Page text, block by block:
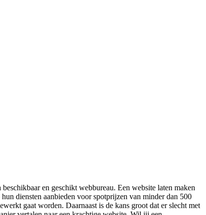
en geschikt webbureau. Een website laten maken
diensten aanbieden voor spotprijzen van minder dan 500
gaat worden. Daarnaast is de kans groot dat er slecht met